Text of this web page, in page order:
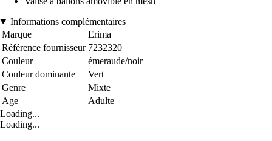
Informations complémentaires
Marque
Erima
Référence fournisseur 7232320
Couleur
émeraude/noir
Couleur dominante
Vert
Genre
Mixte
Age
Adulte
Loading...
Loading...